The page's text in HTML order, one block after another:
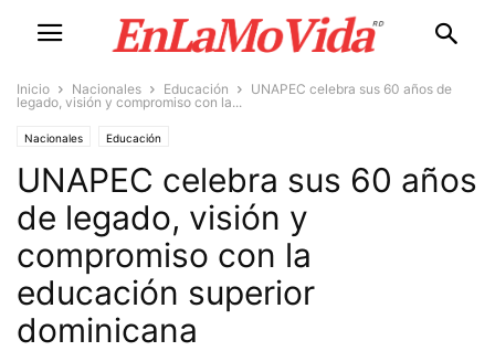
Inicio Nacionales Educación
UNAPEC celebra sus 60 años de
legado, visión y compromiso con la...
Nacionales Educación
UNAPEC celebra sus 60 años
de legado, visión y
compromiso con la
educación superior
dominicana